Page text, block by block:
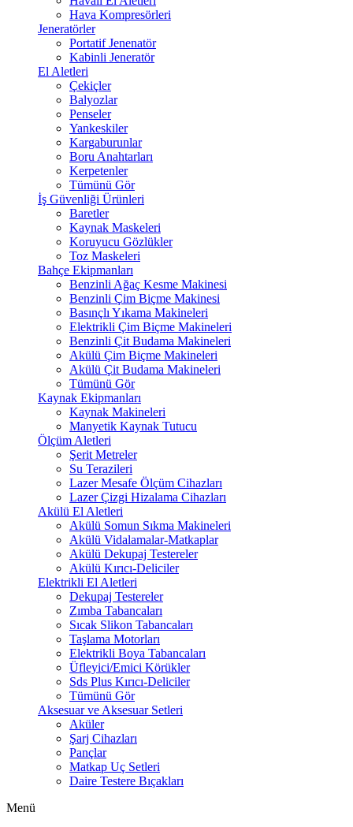
Hava Kompresörleri
Jeneratörler
Portatif Jenenatör
Kabinli Jeneratör
El Aletleri
Çekiçler
Balyozlar
Penseler
Yankeskiler
Kargaburunlar
Boru Anahtarları
Kerpetenler
Tümünü Gör
İş Güvenliği Ürünleri
Baretler
Kaynak Maskeleri
Koruyucu Gözlükler
Toz Maskeleri
Bahçe Ekipmanları
Benzinli Ağaç Kesme Makinesi
Benzinli Çim Biçme Makinesi
Basınçlı Yıkama Makineleri
Elektrikli Çim Biçme Makineleri
Benzinli Çit Budama Makineleri
Akülü Çim Biçme Makineleri
Akülü Çit Budama Makineleri
Tümünü Gör
Kaynak Ekipmanları
Kaynak Makineleri
Manyetik Kaynak Tutucu
Ölçüm Aletleri
Şerit Metreler
Su Terazileri
Lazer Mesafe Ölçüm Cihazları
Lazer Çizgi Hizalama Cihazları
Akülü El Aletleri
Akülü Somun Sıkma Makineleri
Akülü Vidalamalar-Matkaplar
Akülü Dekupaj Testereler
Akülü Kırıcı-Deliciler
Elektrikli El Aletleri
Dekupaj Testereler
Zımba Tabancaları
Sıcak Slikon Tabancaları
Taşlama Motorları
Elektrikli Boya Tabancaları
Üfleyici/Emici Körükler
Sds Plus Kırıcı-Deliciler
Tümünü Gör
Aksesuar ve Aksesuar Setleri
Aküler
Şarj Cihazları
Pançlar
Matkap Uç Setleri
Daire Testere Bıçakları
Menü